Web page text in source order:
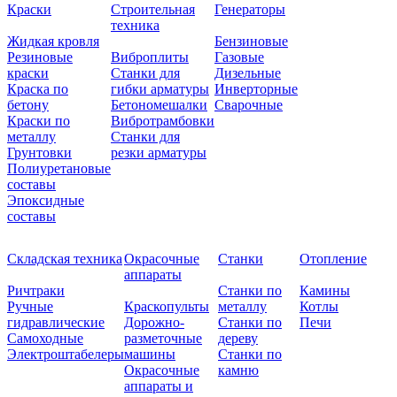
Краски
Жидкая кровля
Резиновые
краски
Краска по
бетону
Краски по
металлу
Грунтовки
Полиуретановые
составы
Эпоксидные
составы
Строительная
техника
Виброплиты
Станки для
гибки арматуры
Бетономешалки
Вибротрамбовки
Станки для
резки арматуры
Генераторы
Бензиновые
Газовые
Дизельные
Инверторные
Сварочные
Складская техника
Ричтраки
Ручные
гидравлические
Самоходные
Электроштабелеры
Окрасочные
аппараты
Краскопульты
Дорожно-
разметочные
машины
Окрасочные
аппараты и
Станки
Станки по
металлу
Станки по
дереву
Станки по
камню
Отопление
Камины
Котлы
Печи